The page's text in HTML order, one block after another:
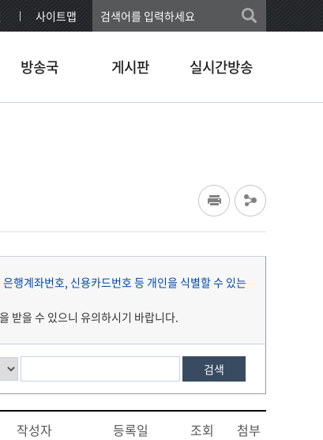
사이트맵
방송국 게시판 실시간방송
행계좌번호, 신용카드번호 등 개인을 식별할 수 있는
을 받을 수 있으니 유의하시기 바랍니다.
검색
작성자 등록일 조회 첨부